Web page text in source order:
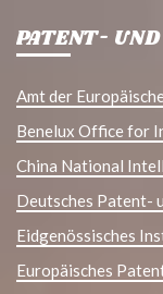
PATENT-
Amt der
Benelux Office for
China National
Deutsches Patent-
Eidgenössisches
Europäisches